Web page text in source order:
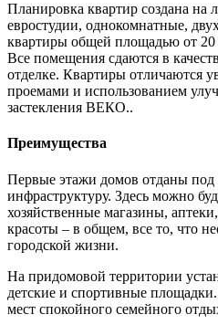
Планировка квартир создана на
евростудии, однокомнатные,
квартиры общей площадью от 20
Все помещения сдаются в
отделке. Квартиры отличаются
проемами и использованием
застекления ВЕКО..
Преимущества
Первые этажи домов отданы
инфраструктуру. Здесь можно
хозяйственные магазины,
красоты – в общем, все то, что
городской жизни.
На придомовой территории
детские и спортивные
мест спокойного семейного